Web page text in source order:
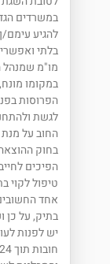
במשרדים
להגיע עימם/
בלתי
מו"מ שמנהל
במקומו
הפרוסות
לגשת
החוב על
בחוק
הפיכים
טיפול לקוי
אחד
בתיק, על כן
יש לפנות